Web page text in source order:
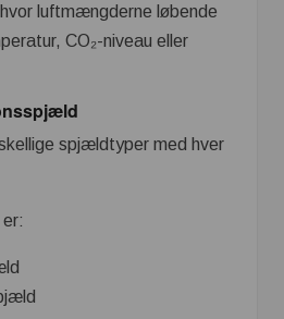
luftmængderne løbende
CO₂-niveau eller
spjældtyper med hver